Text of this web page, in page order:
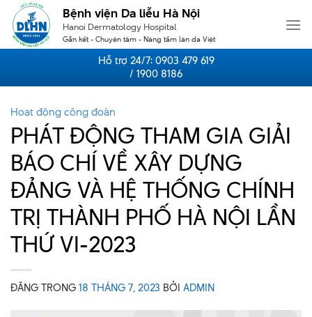
Skip
content
Bệnh viện Da liễu Hà Nội
Hanoi Dermatology Hospital
Gắn kết - Chuyên tâm - Nâng tầm làn da Việt
Hỗ trợ 24/7: 0903 479 619
/ 1900 8186
Hoạt động công đoàn
PHÁT ĐỘNG THAM GIA GIẢI
BÁO CHÍ VỀ XÂY DỰNG
ĐẢNG VÀ HỆ THỐNG CHÍNH
TRỊ THÀNH PHỐ HÀ NỘI LẦN
THỨ VI-2023
ĐĂNG TRONG18 THÁNG 7, 2023 BỞI ADMIN